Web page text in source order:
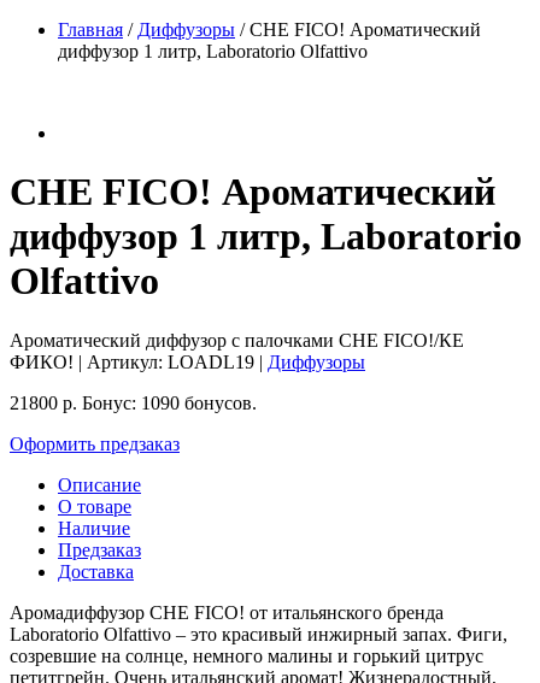
Главная / Диффузоры /CHE FICO! Ароматический
диффузор 1 литр, Laboratorio Olfattivo
CHE FICO! Ароматический
диффузор 1 литр, Laboratorio
Olfattivo
Ароматический диффузор с палочками CHE FICO!/КЕ
ФИКО! | Артикул: LOADL19 | Диффузоры
21800 р. Бонус: 1090 бонусов.
Оформить предзаказ
Описание
О товаре
Наличие
Предзаказ
Доставка
Аромадиффузор CHE FICO! от итальянского бренда
Laboratorio Olfattivo – это красивый инжирный запах. Фиги,
созревшие на солнце, немного малины и горький цитрус
петитгрейн. Очень итальянский аромат! Жизнерадостный,